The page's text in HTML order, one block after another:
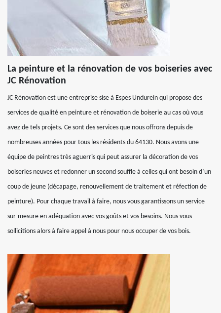
La peinture et la rénovation de vos boiseries avec
JC Rénovation
JC Rénovation est une entreprise sise à Espes Undurein qui propose des
services de qualité en peinture et rénovation de boiserie au cas où vous
avez de tels projets. Ce sont des services que nous offrons depuis de
nombreuses années pour tous les résidents du 64130. Nous avons une
équipe de peintres très aguerris qui peut assurer la décoration de vos
boiseries neuves et redonner un second souffle à celles qui ont besoin d’un
coup de jeune (décapage, renouvellement de traitement et réfection de
peinture). Pour chaque travail à faire, nous vous garantissons un service
sur-mesure en adéquation avec vos goûts et vos besoins. Nous vous
sollicitions alors à faire appel à nous pour nous occuper de vos bois.